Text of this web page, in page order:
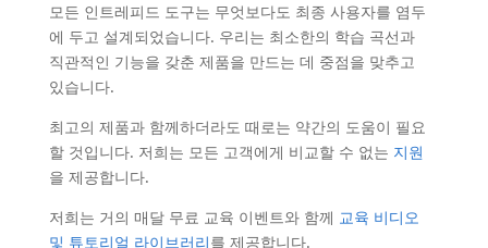
모든 인트레피드 도구는 무엇보다도 최종 사용자를 염두
에 두고 설계되었습니다. 우리는 최소한의 학습 곡선과
직관적인 기능을 갖춘 제품을 만드는 데 중점을 맞추고
있습니다.
최고의 제품과 함께하더라도 때로는 약간의 도움이 필요
할 것입니다. 저희는 모든 고객에게 비교할 수 없는 지원
을 제공합니다.
저희는 거의 매달 무료 교육 이벤트와 함께 교육 비디오
및 튜토리얼 라이브러리를 제공합니다.